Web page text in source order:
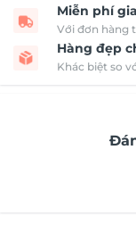
Miễn phí
Với đơn hàng
Hàng đẹp
Khác biệt so